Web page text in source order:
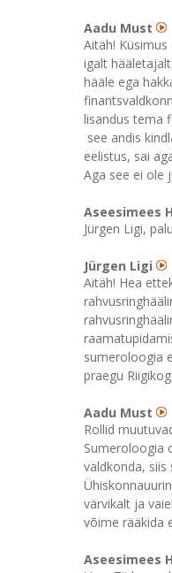
Aadu Must
Aitäh!
igalt
hääle ega
lisandus tema
see andis
eelistus, sai
Aga see ei ole
Aseesimees
Jürgen Ligi,
Jürgen Ligi
Aitäh! Hea
sumeroloogia
praegu
Aadu Must
Rollid
Sumeroloogia
valdkonda, siis
värvikalt ja
võime rääkida
Aseesimees